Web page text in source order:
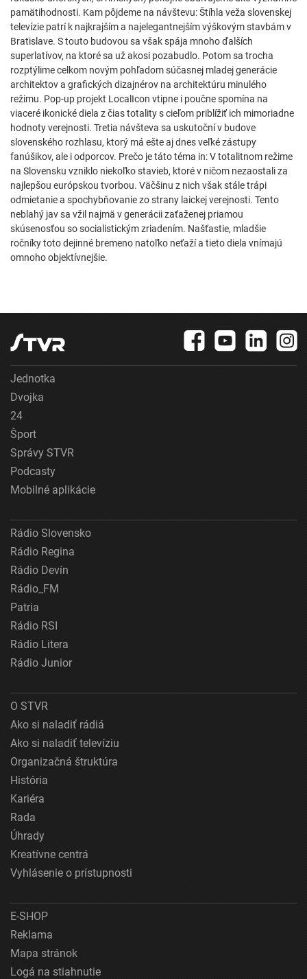
pamätihodnosti. Kam pôjdeme na návštevu: Štíhla veža slovenskej
televízie patrí k najkrajším a najelegantnejším výškovým stavbám v
Bratislave. S touto budovou sa však spája mnoho ďalších
superlatívov, na ktoré sa už akosi pozabudlo. Potom sa trocha
rozptýlime celkom novým pohľadom súčasnej mladej generácie
architektov a grafických dizajnérov na architektúru minulého
režimu. Pop-up projekt LocalIcon vtipne i poučne spomína na
viaceré ikonické diela z čias totality s cieľom priblížiť ich mimoriadne
hodnoty verejnosti. Tretia návšteva sa uskutoční v budove
slovenského rozhlasu, ktorý má ešte aj dnes veľké zástupy
fanúšikov, ale i odporcov. Prečo je táto téma in: V totalitnom režime
na Slovensku vzniklo niekoľko stavieb, ktoré v ničom nezaostali za
najlepšou európskou tvorbou. Väčšinu z nich však stále trápi
odmietanie a spochybňovanie zo strany laickej verejnosti. Tento
neblahý jav sa vžil najmä v generácii zaťaženej priamou
skúsenosťou so socialistickým zriadením. Našťastie, mladšie
ročníky toto dejinné bremeno natoľko neťaží a tieto diela vnímajú
omnoho objektívnejšie.
Jednotka
Dvojka
24
Šport
Správy STVR
Podcasty
Mobilné aplikácie
Rádio Slovensko
Rádio Regina
Rádio Devín
Rádio_FM
Patria
Rádio RSI
Rádio Litera
Rádio Junior
O STVR
Ako si naladiť rádiá
Ako si naladiť televíziu
Organizačná štruktúra
História
Kariéra
Rada
Úhrady
Kreatívne centrá
Vyhlásenie o prístupnosti
E-SHOP
Reklama
Mapa stránok
Logá na stiahnutie